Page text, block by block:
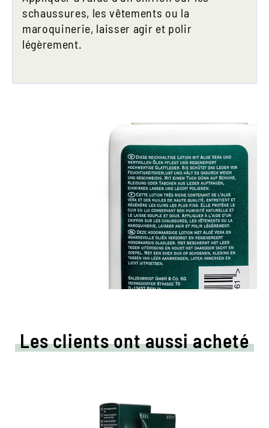
schaussures, les vêtements ou la
maroquinerie, laisser agir et polir
légèrement.
Les clients ont aussi acheté